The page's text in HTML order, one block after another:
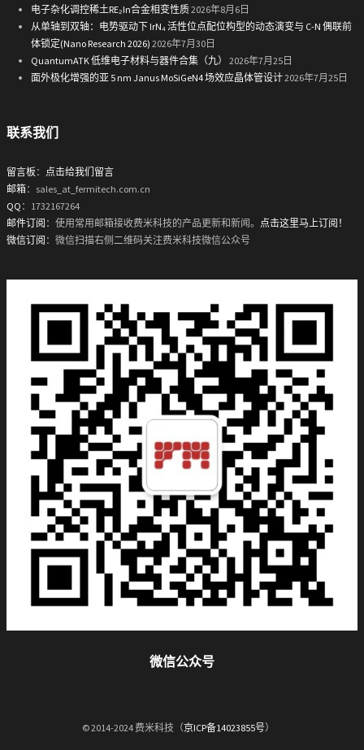
电子杂化调控稀土RE₂In合金相变性质2026年8月6日
从单轴到双轴：电势驱动下 IrN₄ 活性位点配位构型的动态演变与 C-N 偶联前
体锁定(Nano Research 2026) 2026年7月30日
QuantumATK 低维电子材料与器件合集（九）
2026年7月25日
面外极化增强的亚 5 nm Janus MoSiGeN4 场效应晶体管设计2026年7月25日
联系我们
留言板 ： 点击给我们留言
邮箱：sales_at_fermitech.com.cn
QQ ：1732167264
邮件订阅 ：使用常用邮箱接收费米科技的产品更新和新闻。 点击这里马上订阅！
微信订阅 ：微信扫描右侧二维码关注费米科技微信公众号
微信公众号
© 2014-2024 费米科技（京ICP备14023855号）